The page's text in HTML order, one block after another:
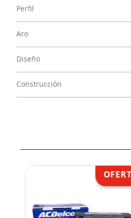
Perfil
Aro
Diseño
Construcción